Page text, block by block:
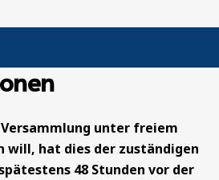
unter freiem
will, hat dies der zuständigen
48 Stunden vor der